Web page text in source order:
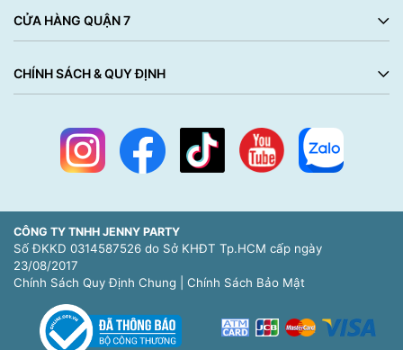
CỬA HÀNG QUẬN 7
CHÍNH SÁCH & QUY ĐỊNH
CÔNG TY TNHH JENNY PARTY
Số ĐKKD 0314587526 do Sở KHĐT Tp.HCM cấp ngày
23/08/2017
Chính Sách Quy Định Chung
Chính Sách Bảo Mật